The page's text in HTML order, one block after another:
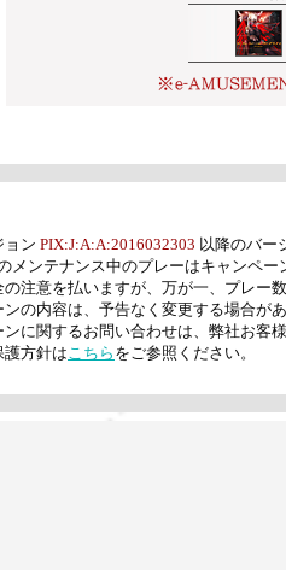
ン PIX:J:A:A:2016032303 以降のバー
メンテナンス中のプレーはキャンペー
注意を払いますが、万が一、プレー
の内容は、予告なく変更する場合があ
に関するお問い合わせは、弊社お客
方針はこちら をご参照ください。